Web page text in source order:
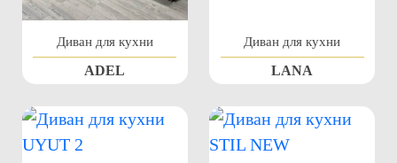
Диван для кухни
ADEL
Диван для кухни
LANA